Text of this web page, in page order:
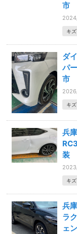
市
キ
ダ
パ
市
キ
兵
装
キ
兵
ラ
ェ